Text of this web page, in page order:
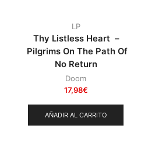
LP
Thy Listless Heart –
Pilgrims On The Path Of
No Return
Doom
17,98€
AÑADIR AL CARRITO